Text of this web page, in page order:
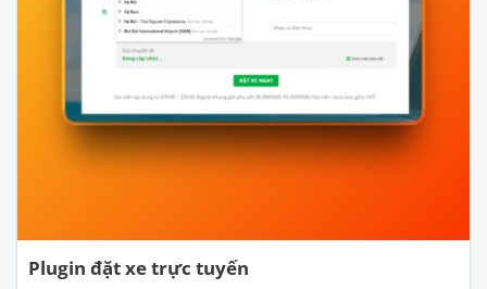
Plugin đặt xe trực tuyến